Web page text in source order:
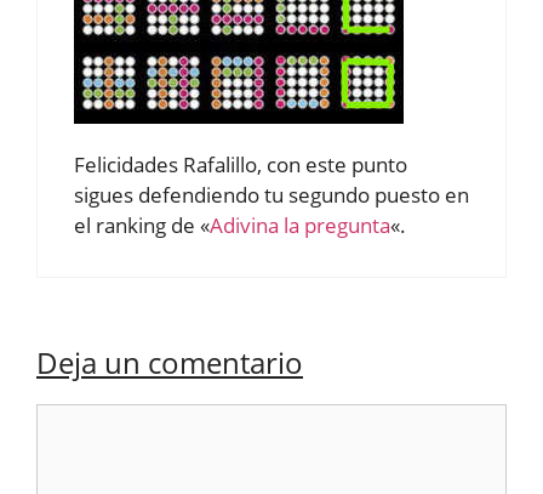
Felicidades Rafalillo, con este punto
sigues defendiendo tu segundo puesto en
el ranking de «Adivina la pregunta«.
Deja un comentario